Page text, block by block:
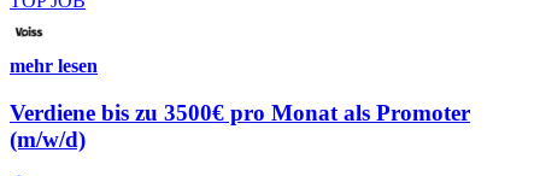
mehr lesen
Verdiene bis zu 3500€ pro Monat als Promoter
(m/w/d)